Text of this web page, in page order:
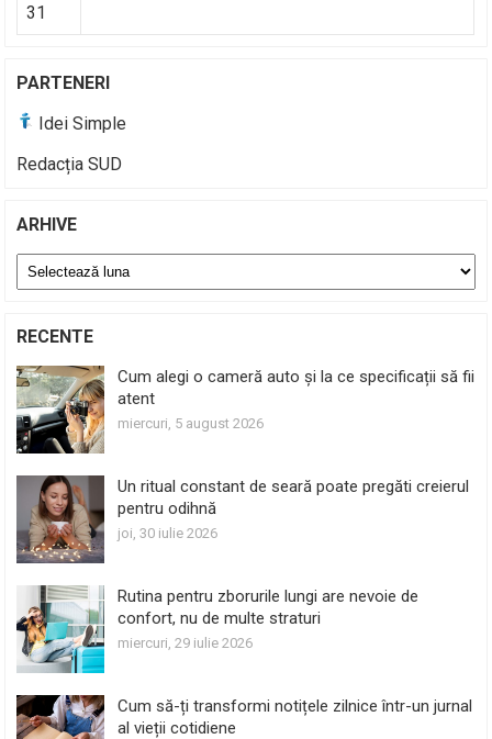
31
PARTENERI
Idei Simple
Redacția SUD
ARHIVE
Arhive
RECENTE
Cum alegi o cameră auto și la ce specificații să fii
atent
miercuri, 5 august 2026
Un ritual constant de seară poate pregăti creierul
pentru odihnă
joi, 30 iulie 2026
Rutina pentru zborurile lungi are nevoie de
confort, nu de multe straturi
miercuri, 29 iulie 2026
Cum să-ți transformi notițele zilnice într-un jurnal
al vieții cotidiene